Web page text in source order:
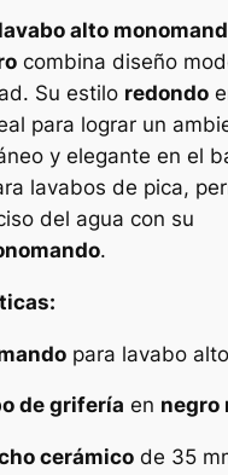
alto
combina diseño
Su estilo redondo
para lograr un
y elegante en el
lavabos de pica,
del agua con su
.
para lavabo
de grifería en negro
cerámicode 35